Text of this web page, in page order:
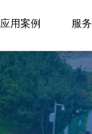
应用案例 服